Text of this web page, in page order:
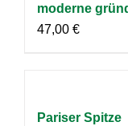
moderne
47,00 €
Pariser Spitze